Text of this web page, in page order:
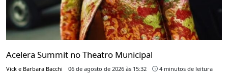
Acelera Summit no Theatro Municipal
Vick e Barbara Bacchi 06 de agosto de 2026 às 15:32 4 minutos de leitura